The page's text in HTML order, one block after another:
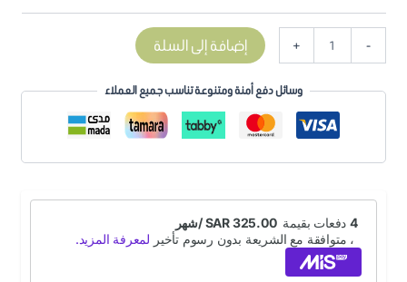
-
+ إضافة إلى السلة
وسائل دفع أمنة ومتنوعة تناسب جميع العملاء